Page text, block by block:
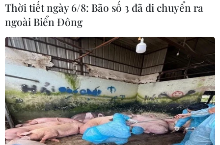
TIN CÙNG CHUYÊN MỤC
Thời tiết ngày 6/8: Bão số 3 đã di chuyển ra
ngoài Biển Đông